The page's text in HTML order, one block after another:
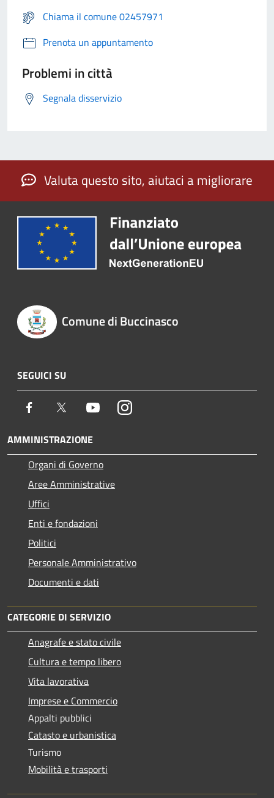
Chiama il comune 02457971
Prenota un appuntamento
Problemi in città
Segnala disservizio
Valuta questo sito, aiutaci a migliorare
Comune di Buccinasco
SEGUICI SU
Facebook Twitter YoutubeInstagram
AMMINISTRAZIONE
Organi di Governo
Aree Amministrative
Uffici
Enti e fondazioni
Politici
Personale Amministrativo
Documenti e dati
CATEGORIE DI SERVIZIO
Anagrafe e stato civile
Cultura e tempo libero
Vita lavorativa
Imprese e Commercio
Appalti pubblici
Catasto e urbanistica
Turismo
Mobilità e trasporti